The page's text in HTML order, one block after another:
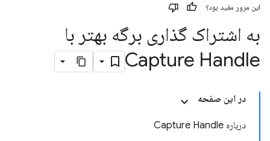
این مرور مفید بود؟
به اشتراک گذاری برگه بهتر با
Capture Handle
در این صفحه
درباره Capture Handle